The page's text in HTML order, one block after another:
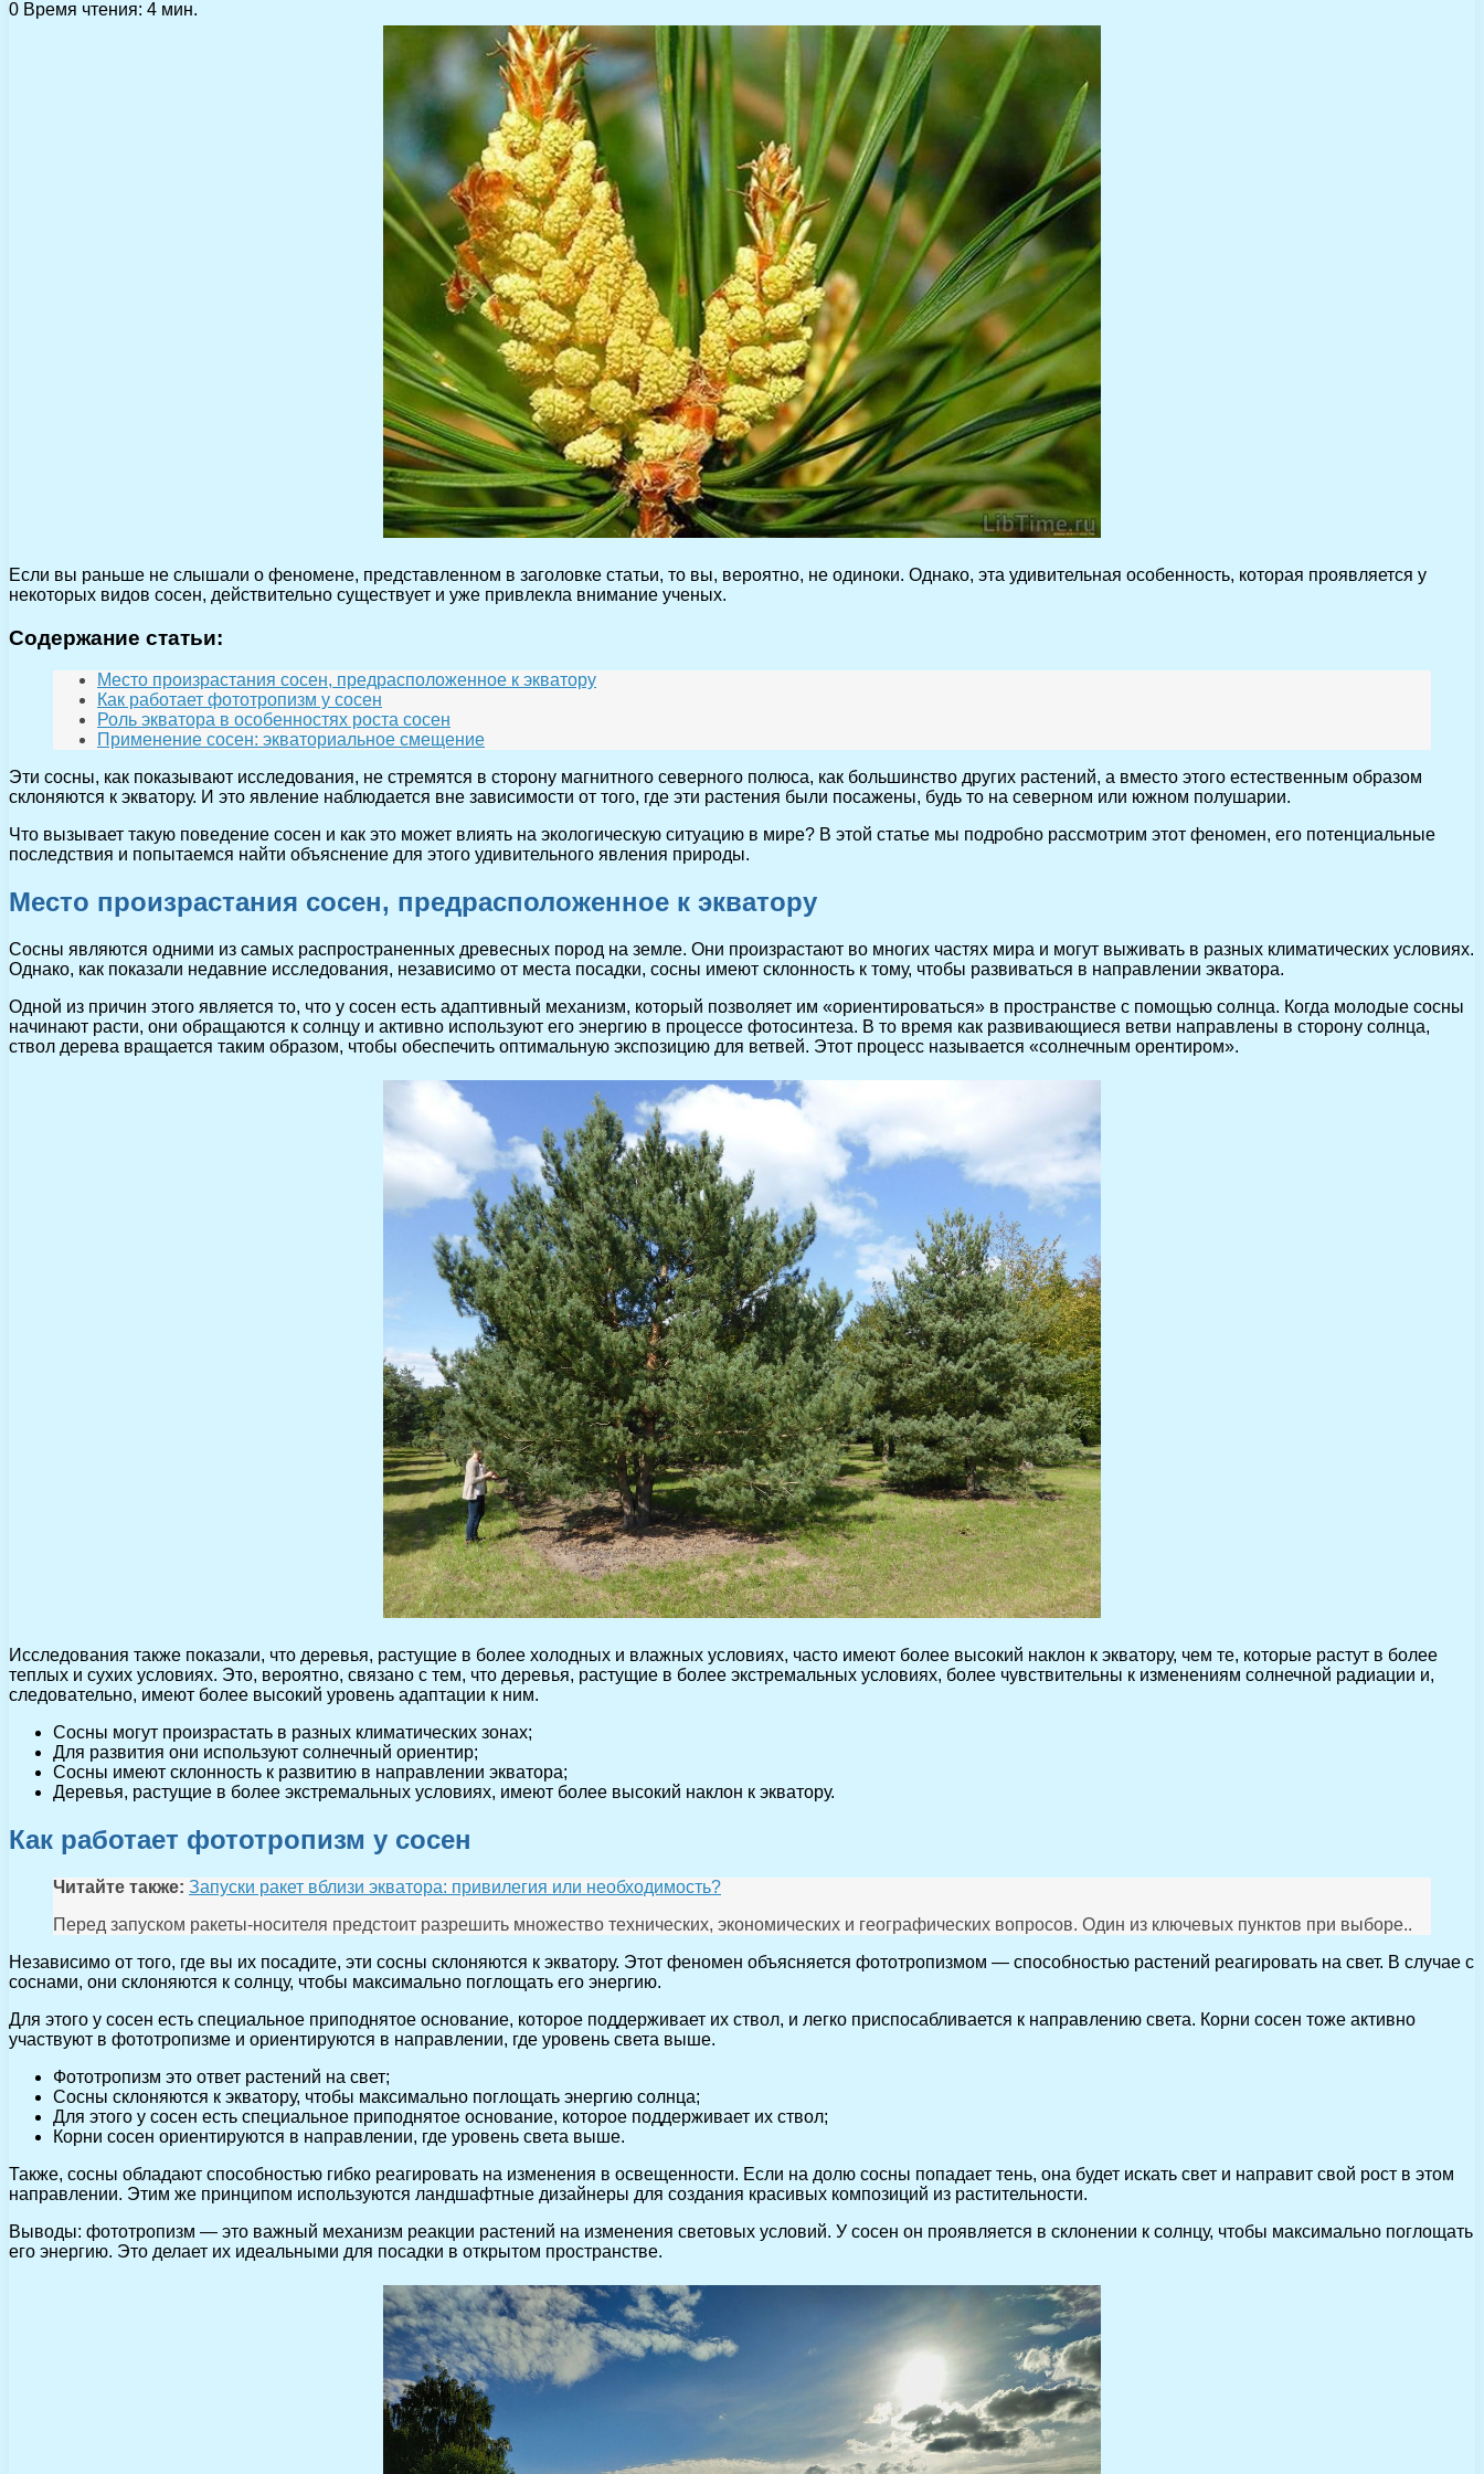
0 Время чтения: 4 мин.
Если вы раньше не слышали о феномене, представленном в заголовке статьи, то вы, вероятно, не одиноки. Однако, эта удивительная особенность, которая проявляется у
некоторых видов сосен, действительно существует и уже привлекла внимание ученых.
Содержание статьи:
Mесто произрастания сосен, предрасположенное к экватору
Как работает фототропизм у сосен
Роль экватора в особенностях роста сосен
Применение сосен: экваториальное смещение
Эти сосны, как показывают исследования, не стремятся в сторону магнитного северного полюса, как большинство других растений, а вместо этого естественным образом
склоняются к экватору. И это явление наблюдается вне зависимости от того, где эти растения были посажены, будь то на северном или южном полушарии.
Что вызывает такую поведение сосен и как это может влиять на экологическую ситуацию в мире? В этой статье мы подробно рассмотрим этот феномен, его потенциальные
последствия и попытаемся найти объяснение для этого удивительного явления природы.
Mесто произрастания сосен, предрасположенное к экватору
Сосны являются одними из самых распространенных древесных пород на земле. Они произрастают во многих частях мира и могут выживать в разных климатических условиях.
Однако, как показали недавние исследования, независимо от места посадки, сосны имеют склонность к тому, чтобы развиваться в направлении экватора.
Одной из причин этого является то, что у сосен есть адаптивный механизм, который позволяет им «ориентироваться» в пространстве с помощью солнца. Когда молодые сосны
начинают расти, они обращаются к солнцу и активно используют его энергию в процессе фотосинтеза. В то время как развивающиеся ветви направлены в сторону солнца,
ствол дерева вращается таким образом, чтобы обеспечить оптимальную экспозицию для ветвей. Этот процесс называется «солнечным орентиром».
Исследования также показали, что деревья, растущие в более холодных и влажных условиях, часто имеют более высокий наклон к экватору, чем те, которые растут в более
теплых и сухих условиях. Это, вероятно, связано с тем, что деревья, растущие в более экстремальных условиях, более чувствительны к изменениям солнечной радиации и,
следовательно, имеют более высокий уровень адаптации к ним.
Сосны могут произрастать в разных климатических зонах;
Для развития они используют солнечный ориентир;
Сосны имеют склонность к развитию в направлении экватора;
Деревья, растущие в более экстремальных условиях, имеют более высокий наклон к экватору.
Как работает фототропизм у сосен
Читайте также: Запуски ракет вблизи экватора: привилегия или необходимость?
Перед запуском ракеты-носителя предстоит разрешить множество технических, экономических и географических вопросов. Один из ключевых пунктов при выборе..
Независимо от того, где вы их посадите, эти сосны склоняются к экватору. Этот феномен объясняется фототропизмом — способностью растений реагировать на свет. В случае с
соснами, они склоняются к солнцу, чтобы максимально поглощать его энергию.
Для этого у сосен есть специальное приподнятое основание, которое поддерживает их ствол, и легко приспосабливается к направлению света. Корни сосен тоже активно
участвуют в фототропизме и ориентируются в направлении, где уровень света выше.
Фототропизм это ответ растений на свет;
Сосны склоняются к экватору, чтобы максимально поглощать энергию солнца;
Для этого у сосен есть специальное приподнятое основание, которое поддерживает их ствол;
Корни сосен ориентируются в направлении, где уровень света выше.
Также, сосны обладают способностью гибко реагировать на изменения в освещенности. Если на долю сосны попадает тень, она будет искать свет и направит свой рост в этом
направлении. Этим же принципом используются ландшафтные дизайнеры для создания красивых композиций из растительности.
Выводы: фототропизм — это важный механизм реакции растений на изменения световых условий. У сосен он проявляется в склонении к солнцу, чтобы максимально поглощать
его энергию. Это делает их идеальными для посадки в открытом пространстве.